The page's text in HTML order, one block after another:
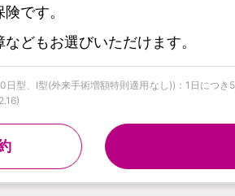
です。
どもお選びいただけます。
型、Ⅰ型(外来手術増額特則適用なし))：1日につ